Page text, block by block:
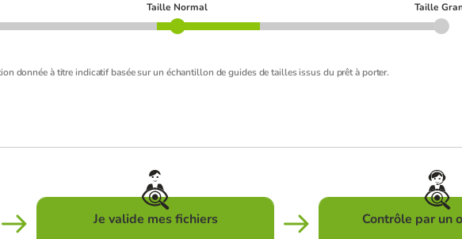
Taille Normal Taille
donnée à titre indicatif basée sur un échantillon de guides de tailles issus du prêt à porter.
Je valide mes fichiers Contrôle par un